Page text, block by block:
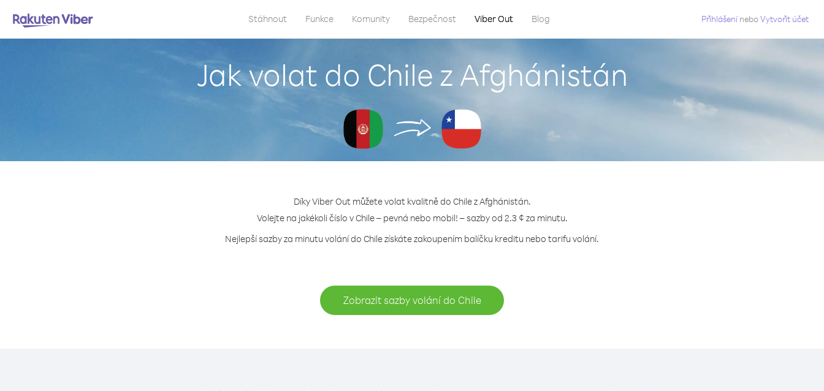
Stáhnout Funkce Komunity Bezpečnost Viber Out Blog Přihlášení neboVytvořit účet
Jak volat do Chile z Afghánistán
Díky Viber Out můžete volat kvalitně do Chile z Afghánistán.
Volejte na jakékoli číslo v Chile – pevná nebo mobil! – sazby od 2.3 ¢ za minutu.
Nejlepší sazby za minutu volání do Chile získáte zakoupením balíčku kreditu nebo tarifu volání.
Zobrazit sazby volání do Chile